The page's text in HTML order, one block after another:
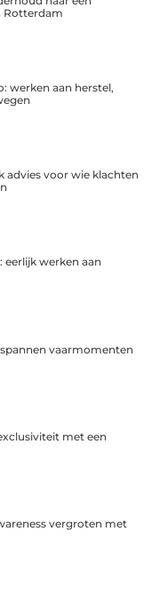
Rotterdam
werken aan herstel,
advies voor wie klachten
eerlijk werken aan
vaarmomenten
met een
vergroten met